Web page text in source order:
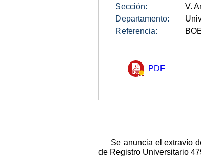
Sección:
V.
Departamento:
Referencia:
PDF
Se anuncia el extravío
de Registro Universitario